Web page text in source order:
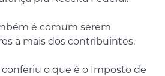
é comum serem
a mais dos contribuintes.
o que é o Imposto de